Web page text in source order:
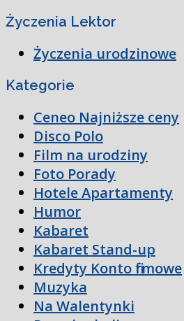
Życzenia Lektor
Życzenia urodzinowe
Kategorie
Ceneo Najniższe ceny
Disco Polo
Film na urodziny
Foto Porady
Hotele Apartamenty
Humor
Kabaret
Kabaret Stand-up
Kredyty Konto firmowe
Muzyka
Na Walentynki